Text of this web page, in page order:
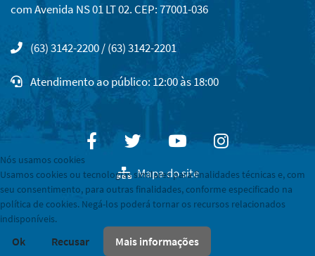
com Avenida NS 01 LT 02. CEP: 77001-036
(63) 3142-2200 / (63) 3142-2201
Atendimento ao público: 12:00 às 18:00
FacebookTwitterYoutubeInstagram
Mapa do site
Nós usamos cookies
Usamos cookies ou tecnologias similares para finalidades técnicas e, com
seu consentimento, para outras finalidades, conforme especificado na
política de cookies. Negá-los poderá tornar os recursos relacionados
indisponíveis.
Ok Recusar Mais informações